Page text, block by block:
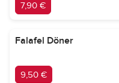
7,90 €
Falafel Döner
9,50 €